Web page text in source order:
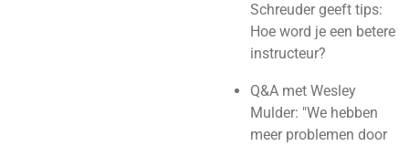
Schreuder geeft tips:
Hoe word je een betere
instructeur?
Q&A met Wesley
Mulder: "We hebben
meer problemen door